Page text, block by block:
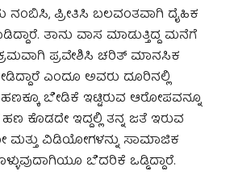
ನಂಬಿಸಿ, ಪ್ರೀತಿಸಿ ಬಲವಂತವಾಗಿ ದೈಹಿಕ
ತಾನು ವಾಸ ಮಾಡುತ್ತಿದ್ದ ಮನೆಗೆ
ಪ್ರವೇಶಿಸಿ ಚರಿತ್ ಮಾನಸಿಕ
ಎಂದೂ ಅವರು ದೂರಿನಲ್ಲಿ
ಹಣಕ್ಕೂ ಬೇಡಿಕೆ ಇಟ್ಟಿರುವ ಆರೋಪವನ್ನೂ
ಕೊಡದೇ ಇದ್ದಲ್ಲಿ ತನ್ನ ಜತೆ ಇರುವ
ವಿಡಿಯೋಗಳನ್ನು ಸಾಮಾಜಿಕ
ಬೆದರಿಕೆ ಒಡ್ಡಿದ್ದಾರೆ.